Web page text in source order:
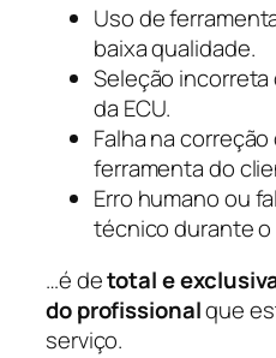
Uso de
baixa qualidade.
Seleção
da ECU.
Falha na
ferramenta do
Erro humano ou
técnico durante
…é detotal e
do profissionalque
serviço.